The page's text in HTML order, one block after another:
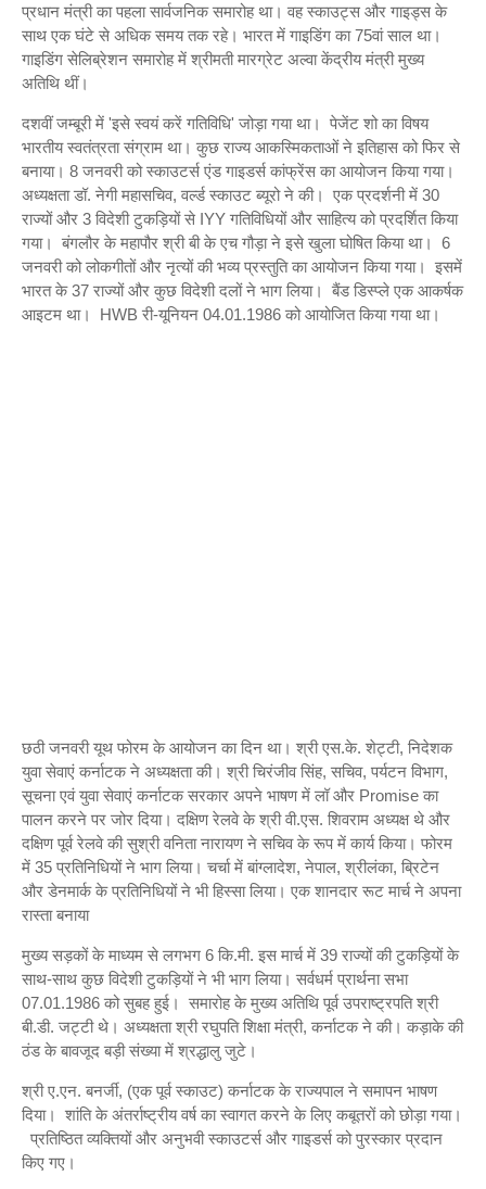
प्रधान मंत्री का पहला सार्वजनिक समारोह था। वह स्काउट्स और गाइड्स के
साथ एक घंटे से अधिक समय तक रहे। भारत में गाइडिंग का 75वां साल था।
गाइडिंग सेलिब्रेशन समारोह में श्रीमती मारग्रेट अल्वा केंद्रीय मंत्री मुख्य
अतिथि थीं।
दशवीं जम्बूरी में 'इसे स्वयं करें गतिविधि' जोड़ा गया था। पेजेंट शो का विषय
भारतीय स्वतंत्रता संग्राम था। कुछ राज्य आकस्मिकताओं ने इतिहास को फिर से
बनाया। 8 जनवरी को स्काउटर्स एंड गाइडर्स कांफ्रेंस का आयोजन किया गया।
अध्यक्षता डॉ. नेगी महासचिव, वर्ल्ड स्काउट ब्यूरो ने की। एक प्रदर्शनी में 30
राज्यों और 3 विदेशी टुकड़ियों से IYY गतिविधियों और साहित्य को प्रदर्शित किया
गया। बंगलौर के महापौर श्री बी के एच गौड़ा ने इसे खुला घोषित किया था। 6
जनवरी को लोकगीतों और नृत्यों की भव्य प्रस्तुति का आयोजन किया गया। इसमें
भारत के 37 राज्यों और कुछ विदेशी दलों ने भाग लिया। बैंड डिस्प्ले एक आकर्षक
आइटम था। HWB री-यूनियन 04.01.1986 को आयोजित किया गया था।
छठी जनवरी यूथ फोरम के आयोजन का दिन था। श्री एस.के. शेट्टी, निदेशक
युवा सेवाएं कर्नाटक ने अध्यक्षता की। श्री चिरंजीव सिंह, सचिव, पर्यटन विभाग,
सूचना एवं युवा सेवाएं कर्नाटक सरकार अपने भाषण में लॉ और Promise का
पालन करने पर जोर दिया। दक्षिण रेलवे के श्री वी.एस. शिवराम अध्यक्ष थे और
दक्षिण पूर्व रेलवे की सुश्री वनिता नारायण ने सचिव के रूप में कार्य किया। फोरम
में 35 प्रतिनिधियों ने भाग लिया। चर्चा में बांग्लादेश, नेपाल, श्रीलंका, ब्रिटेन
और डेनमार्क के प्रतिनिधियों ने भी हिस्सा लिया। एक शानदार रूट मार्च ने अपना
रास्ता बनाया
मुख्य सड़कों के माध्यम से लगभग 6 कि.मी. इस मार्च में 39 राज्यों की टुकड़ियों के
साथ-साथ कुछ विदेशी टुकड़ियों ने भी भाग लिया। सर्वधर्म प्रार्थना सभा
07.01.1986 को सुबह हुई। समारोह के मुख्य अतिथि पूर्व उपराष्ट्रपति श्री
बी.डी. जट्टी थे। अध्यक्षता श्री रघुपति शिक्षा मंत्री, कर्नाटक ने की। कड़ाके की
ठंड के बावजूद बड़ी संख्या में श्रद्धालु जुटे।
श्री ए.एन. बनर्जी, (एक पूर्व स्काउट) कर्नाटक के राज्यपाल ने समापन भाषण
दिया। शांति के अंतर्राष्ट्रीय वर्ष का स्वागत करने के लिए कबूतरों को छोड़ा गया।
प्रतिष्ठित व्यक्तियों और अनुभवी स्काउटर्स और गाइडर्स को पुरस्कार प्रदान
किए गए।